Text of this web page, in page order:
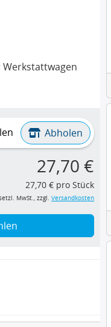
Abholen
27,70 €
27,70 € pro Stück
MwSt., zzgl. Versandkosten